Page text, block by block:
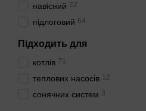
навісний 22
підлоговий 64
Підходить для
котлів 71
теплових насосів 12
сонячних систем 3